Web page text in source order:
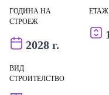
ГОДИНА НА
СТРОЕЖ
2028 г.
ЕТАЖ
ВИД
СТРОИТЕЛСТВО